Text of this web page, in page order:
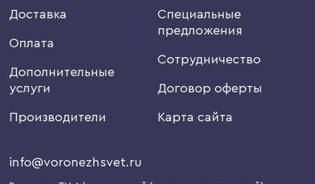
Доставка
Оплата
Дополнительные
услуги
Производители
Специальные
предложения
Сотрудничество
Договор оферты
Карта сайта
info@voronezhsvet.ru